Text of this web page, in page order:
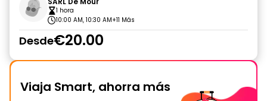
1 hora
10:00 AM, 10:30 AM+11 Más
Desde€20.00
Viaja Smart, ahorra más